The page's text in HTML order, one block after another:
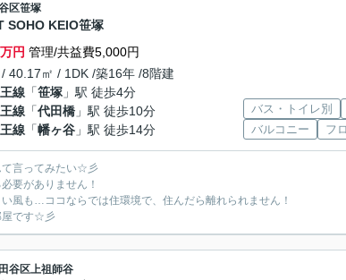
区笹塚
SOHO KEIO笹塚
万円 管理/共益費5,000円
40.17㎡ / 1DK /築16年 /8階建
線 「笹塚 」駅 徒歩4分
線 「代田橋 」駅 徒歩10分
線 「幡ヶ谷 」駅 徒歩14分
バス・トイレ別
バルコニー
フ
言ってみたい☆彡
要がありません！
風も…ココならでは住環境で、住んだら離れられません！
屋です☆彡
谷区上祖師谷